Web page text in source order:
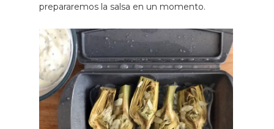
prepararemos la salsa en un momento.